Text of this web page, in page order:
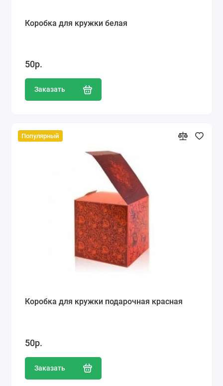
Коробка для кружки белая
50р.
Заказать
Популярный
Коробка для кружки подарочная красная
50р.
Заказать